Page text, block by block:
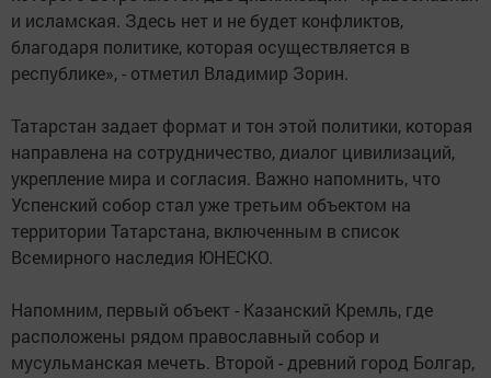
и исламская. Здесь нет и не будет конфликтов,
благодаря политике, которая осуществляется в
республике», - отметил Владимир Зорин.
Татарстан задает формат и тон этой политики, которая
направлена на сотрудничество, диалог цивилизаций,
укрепление мира и согласия. Важно напомнить, что
Успенский собор стал уже третьим объектом на
территории Татарстана, включенным в список
Всемирного наследия ЮНЕСКО.
Напомним, первый объект - Казанский Кремль, где
расположены рядом православный собор и
мусульманская мечеть. Второй - древний город Болгар,